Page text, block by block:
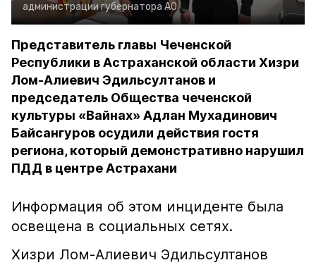
администрации губернатора АО
Представитель главы Чеченской
Республики в Астраханской области Хизри
Лом-Алиевич Эдильсултанов и
председатель Общества чеченской
культуры «Вайнах» Адлан Мухадинович
Байсангуров осудили действия гостя
региона, который демонстративно нарушил
ПДД в центре Астрахани
Информация об этом инциденте была
освещена в социальных сетях.
Хизри Лом-Алиевич Эдильсултанов